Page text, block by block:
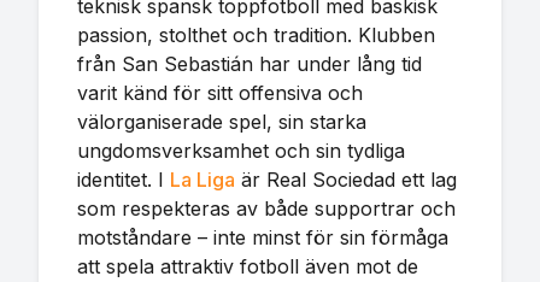
teknisk spansk toppfotboll med baskisk
passion, stolthet och tradition. Klubben
från San Sebastián har under lång tid
varit känd för sitt offensiva och
välorganiserade spel, sin starka
ungdomsverksamhet och sin tydliga
identitet. I La Liga är Real Sociedad ett lag
som respekteras av både supportrar och
motståndare – inte minst för sin förmåga
att spela attraktiv fotboll även mot de